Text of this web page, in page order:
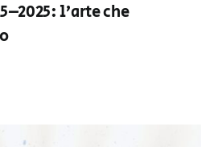
l’arte che